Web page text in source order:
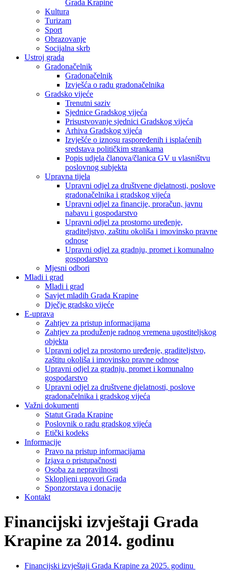
Grada Krapine
Kultura
Turizam
Sport
Obrazovanje
Socijalna skrb
Ustroj grada
Gradonačelnik
Gradonačelnik
Izvješća o radu gradonačelnika
Gradsko vijeće
Trenutni saziv
Sjednice Gradskog vijeća
Prisustvovanje sjednici Gradskog vijeća
Arhiva Gradskog vijeća
Izvješće o iznosu raspoređenih i isplaćenih
sredstava političkim strankama
Popis udjela članova/članica GV u vlasništvu
poslovnog subjekta
Upravna tijela
Upravni odjel za društvene djelatnosti, poslove
gradonačelnika i gradskog vijeća
Upravni odjel za financije, proračun, javnu
nabavu i gospodarstvo
Upravni odjel za prostorno uređenje,
graditeljstvo, zaštitu okoliša i imovinsko pravne
odnose
Upravni odjel za gradnju, promet i komunalno
gospodarstvo
Mjesni odbori
Mladi i grad
Mladi i grad
Savjet mladih Grada Krapine
Dječje gradsko vijeće
E-uprava
Zahtjev za pristup informacijama
Zahtjev za produženje radnog vremena ugostiteljskog
objekta
Upravni odjel za prostorno uređenje, graditeljstvo,
zaštitu okoliša i imovinsko pravne odnose
Upravni odjel za gradnju, promet i komunalno
gospodarstvo
Upravni odjel za društvene djelatnosti, poslove
gradonačelnika i gradskog vijeća
Važni dokumenti
Statut Grada Krapine
Poslovnik o radu gradskog vijeća
Etički kodeks
Informacije
Pravo na pristup informacijama
Izjava o pristupačnosti
Osoba za nepravilnosti
Sklopljeni ugovori Grada
Sponzorstava i donacije
Kontakt
Financijski izvještaji Grada
Krapine za 2014. godinu
Financijski izvještaji Grada Krapine za 2025. godinu